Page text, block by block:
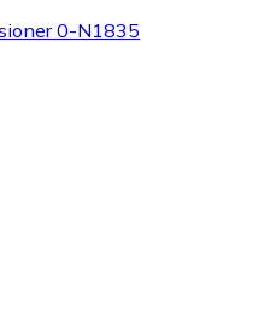
0-N1835